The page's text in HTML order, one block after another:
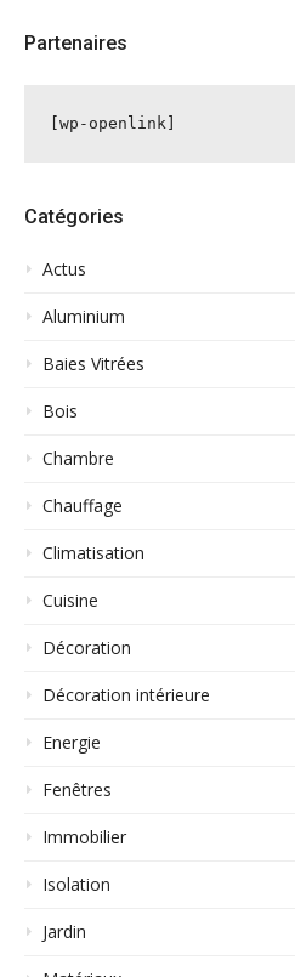
Partenaires
[wp-openlink]
Catégories
Actus
Aluminium
Baies Vitrées
Bois
Chambre
Chauffage
Climatisation
Cuisine
Décoration
Décoration intérieure
Energie
Fenêtres
Immobilier
Isolation
Jardin